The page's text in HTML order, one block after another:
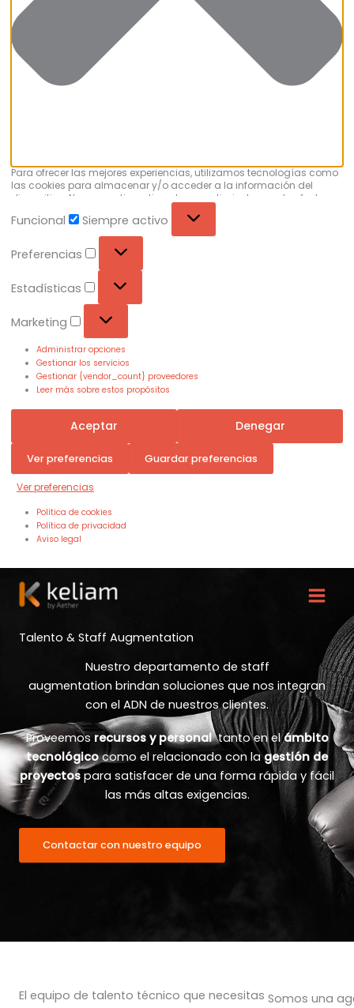
Para ofrecer las mejores experiencias, utilizamos tecnologías como
las cookies para almacenar y/o acceder a la información del
dispositivo. No consentir o retirar el consentimiento, puede afectar
Funcional Siempre activo
Preferencias
Estadísticas
Marketing
Administrar opciones
Gestionar los servicios
Gestionar {vendor_count} proveedores
Leer más sobre estos propósitos
Aceptar Denegar
Ver preferencias Guardar preferencias
Ver preferencias
Política de cookies
Política de privacidad
Aviso legal
Talento & Staff Augmentation
Nuestro departamento de staff
augmentation brindan soluciones que nos integran
con el ADN de nuestros clientes.
Proveemos recursos y personaltanto en elámbito
tecnológicocomo el relacionado con lagestión de
proyectos para satisfacer de una forma rápida y fácil
las más altas exigencias.
Contactar con nuestro equipo
El equipo de talento técnico que necesitas Somos una